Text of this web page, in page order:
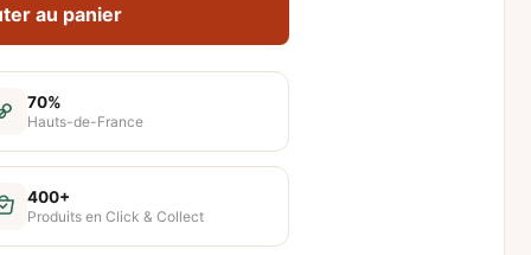
au panier
70%
Hauts-de-France
400+
Produits en Click & Collect